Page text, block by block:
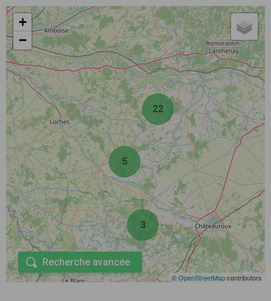
3
5
22
+
−
©OpenStreetMapcontributors
Recherche avancée